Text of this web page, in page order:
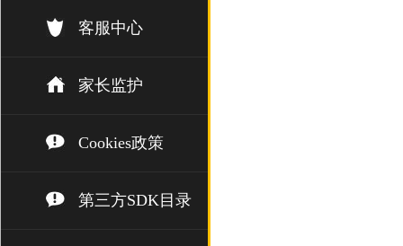
客服中心
家长监护
Cookies政策
第三方SDK目录